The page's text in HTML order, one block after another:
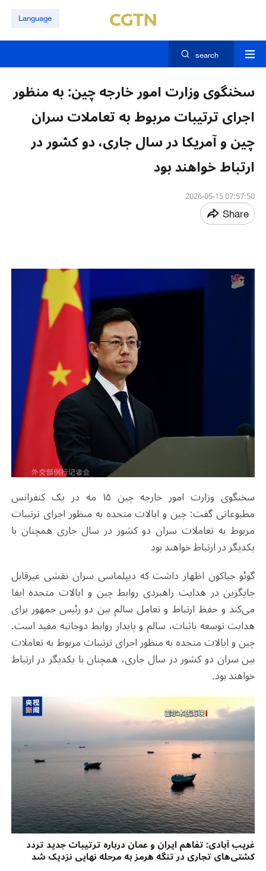
Language
search
سخنگوی وزارت امور خارجه چین: به منظور
اجرای ترتیبات مربوط به تعاملات سران
چین و آمریکا در سال جاری، دو کشور در
ارتباط خواهند بود
07:57:50 2026-05-15
Share
سخنگوی وزارت امور خارجه چین ۱۵ مه در یک کنفرانس
مطبوعاتی گفت: چین و ایالات متحده به منظور اجرای ترتیبات
مربوط به تعاملات سران دو کشور در سال جاری همچنان با
یکدیگر در ارتباط خواهند بود
گوئو جیاکون اظهار داشت که دیپلماسی سران نقشی غیرقابل
جایگزین در هدایت راهبردی روابط چین و ایالات متحده ایفا
می‌کند و حفظ ارتباط و تعامل سالم بین دو رئیس جمهور برای
هدایت توسعه باثبات، سالم و پایدار روابط دوجانبه مفید است.
چین و ایالات متحده به منظور اجرای ترتیبات مربوط به تعاملات
بین سران دو کشور در سال جاری، همچنان با یکدیگر در ارتباط
خواهند بود.
غریب آبادی: تفاهم ایران و عمان درباره ترتیبات جدید تردد
کشتی‌های تجاری در تنگه هرمز به مرحله نهایی نزدیک شد